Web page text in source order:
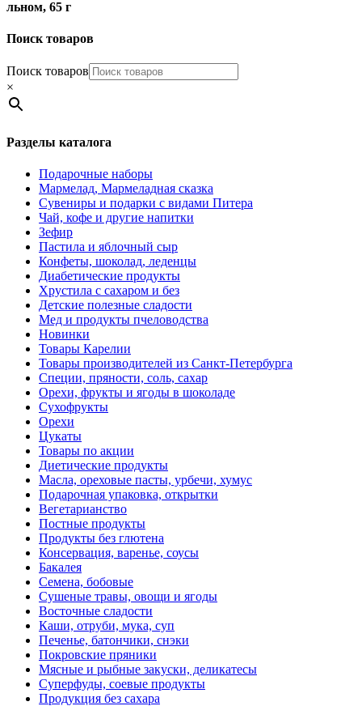
льном, 65 г
Поиск товаров
Поиск товаров
×
Разделы каталога
Подарочные наборы
Мармелад, Мармеладная сказка
Сувениры и подарки с видами Питера
Чай, кофе и другие напитки
Зефир
Пастила и яблочный сыр
Конфеты, шоколад, леденцы
Диабетические продукты
Хрустила с сахаром и без
Детские полезные сладости
Мед и продукты пчеловодства
Новинки
Товары Карелии
Товары производителей из Санкт-Петербурга
Специи, пряности, соль, сахар
Орехи, фрукты и ягоды в шоколаде
Сухофрукты
Орехи
Цукаты
Товары по акции
Диетические продукты
Масла, ореховые пасты, урбечи, хумус
Подарочная упаковка, открытки
Вегетарианство
Постные продукты
Продукты без глютена
Консервация, варенье, соусы
Бакалея
Семена, бобовые
Сушеные травы, овощи и ягоды
Восточные сладости
Каши, отруби, мука, суп
Печенье, батончики, снэки
Покровские пряники
Мясные и рыбные закуски, деликатесы
Суперфуды, соевые продукты
Продукция без сахара